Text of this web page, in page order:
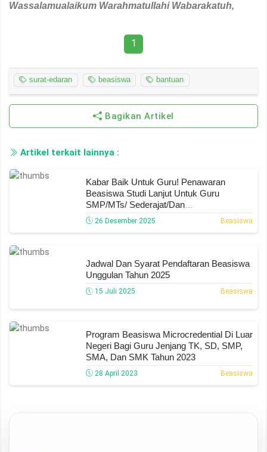
Wassalamualaikum Warahmatullahi Wabarakatuh,
1
surat-edaran beasiswa bantuan
Bagikan Artikel
Artikel terkait lainnya :
Kabar Baik Untuk Guru! Penawaran
Beasiswa Studi Lanjut Untuk Guru
SMP/MTs/ Sederajat/dan
SMA/SMK/MA/sederajat Tahun 2025, Ini
Syarat Dan Jadwal Pendaftarannya
26 Desember 2025 Beasiswa
Jadwal Dan Syarat Pendaftaran Beasiswa
Unggulan Tahun 2025
15 Juli 2025 Beasiswa
Program Beasiswa Microcredential Di Luar
Negeri Bagi Guru Jenjang TK, SD, SMP,
SMA, Dan SMK Tahun 2023
28 April 2023 Beasiswa